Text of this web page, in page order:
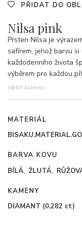
PŘIDAT DO
Nilsa pink
Prsten Nilsa je
safírem, jehož barvu
každodenního života
výběrem pro každou
(S85/3 4x3mm)
MATERIÁL
BARVA KOVU
BÍLÁ ŽLUTÁ
KAMENY
DIAMANT (0,282 ct)